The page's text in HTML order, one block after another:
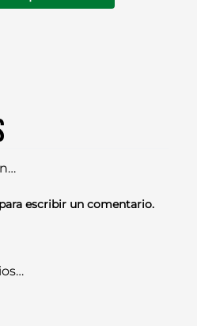
escribir un comentario.